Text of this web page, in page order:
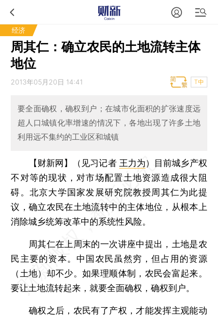
经济
周其仁：确立农民的土地流转主体
地位
2013年05月20日 14:41 T中
要全面确权，确权到户；在城市化面积的扩张速度远
超人口城镇化率增速的情况下，各地出现了许多土地
利用远不集约的工业区和城镇
【财新网】（见习记者 王力为） 目前城乡产权
不对等的现状，对市场配置土地资源造成很大阻
碍。北京大学国家发展研究院教授周其仁为此提
议，确立农民在土地流转中的主体地位，从根本上
消除城乡统筹改革中的系统性风险。
周其仁在上周末的一次讲座中提出，土地是农
民主要的资本。中国农民虽然穷，但占用的资源
（土地）却不少。如果理顺体制，农民会富起来。
要让土地流转起来，就要全面确权，确权到户。
确权之后，农民有了产权，才能发挥主观能动